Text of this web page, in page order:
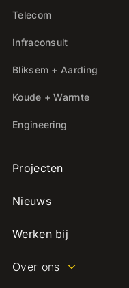
Telecom
Infraconsult
Bliksem + Aarding
Koude + Warmte
Engineering
Projecten
Nieuws
Werken bij
Over ons